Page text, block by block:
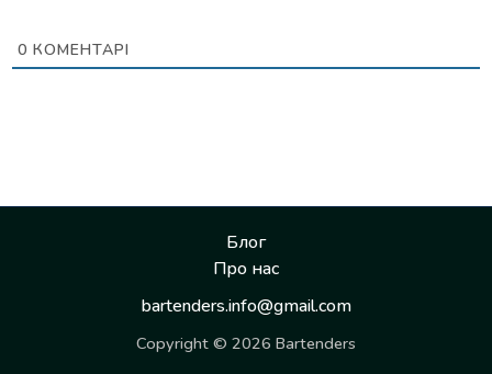
0 КОМЕНТАРІ
Блог
Про нас
bartenders.info@gmail.com
Copyright © 2026 Bartenders